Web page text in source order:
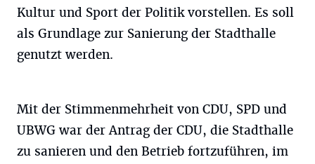
Kultur und Sport der Politik vorstellen. Es soll
als Grundlage zur Sanierung der Stadthalle
genutzt werden.
Mit der Stimmenmehrheit von CDU, SPD und
UBWG war der Antrag der CDU, die Stadthalle
zu sanieren und den Betrieb fortzuführen, im